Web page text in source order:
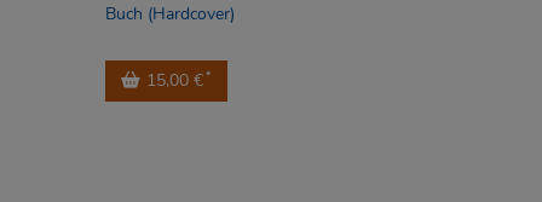
Buch (Hardcover)
15,00 €*